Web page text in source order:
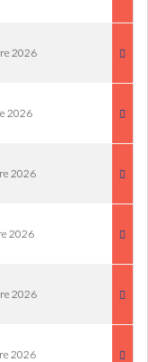
2026
2026
2026
2026
2026
2026